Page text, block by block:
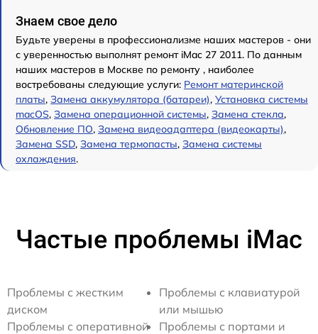
Знаем свое дело
Будьте уверены в профессионализме наших мастеров - они
с уверенностью выполнят ремонт iMac 27 2011. По данным
наших мастеров в Москве по ремонту , наиболее
востребованы следующие услуги: Ремонт материнской
платы, Замена аккумулятора (батареи), Установка системы
macOS, Замена операционной системы, Замена стекла,
Обновление ПО, Замена видеоадаптера (видеокарты),
Замена SSD, Замена термопасты, Замена системы
охлаждения.
Частые проблемы iMac
Проблемы с жестким
диском
Проблемы с оперативной
Проблемы с клавиатурой
или мышью
Проблемы с портами и